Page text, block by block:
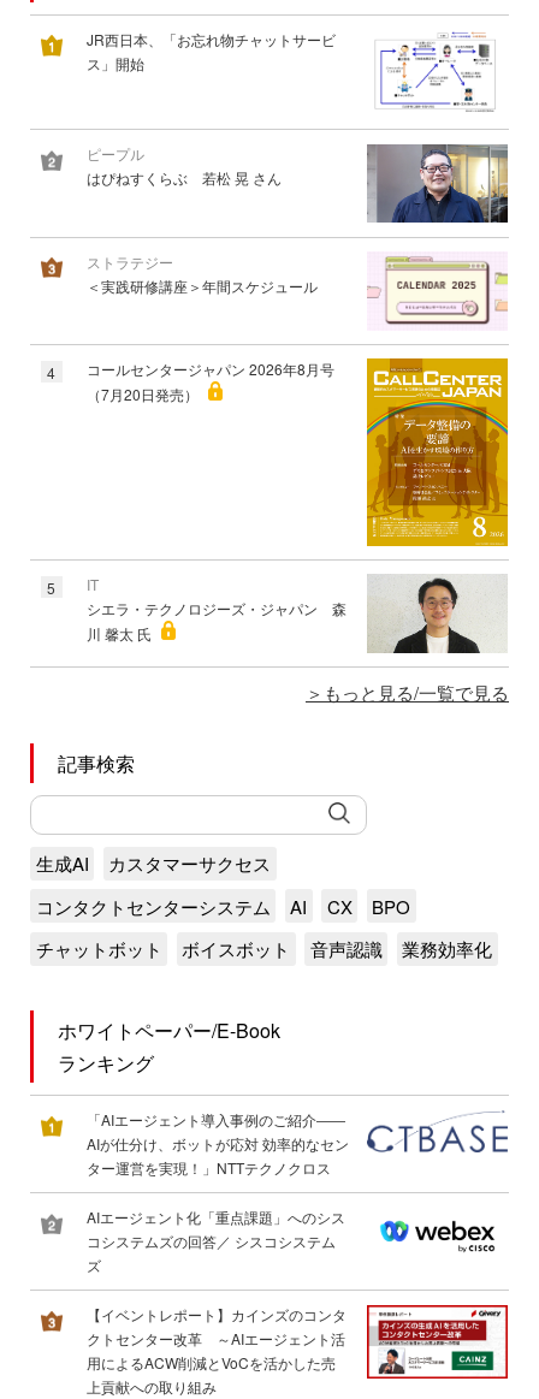
JR西日本、「お忘れ物チャットサービ
ス」開始
ピープル
はぴねすくらぶ 若松 晃 さん
ストラテジー
＜実践研修講座＞年間スケジュール
4
コールセンタージャパン 2026年8月号
（7月20日発売）
5
IT
シエラ・テクノロジーズ・ジャパン 森
川 馨太 氏
もっと見る/一覧で見る
記事検索
生成AI
カスタマーサクセス
コンタクトセンターシステム
AI CX
BPO
チャットボット
ボイスボット 音声認識 業務効率化
ホワイトペーパー/E-Book
ランキング
「AIエージェント導入事例のご紹介――
AIが仕分け、ボットが応対 効率的なセン
ター運営を実現！」NTTテクノクロス
AIエージェント化「重点課題」へのシス
コシステムズの回答／ シスコシステム
ズ
【イベントレポート】カインズのコンタ
クトセンター改革 ～AIエージェント活
用によるACW削減とVoCを活かした売
上貢献への取り組み